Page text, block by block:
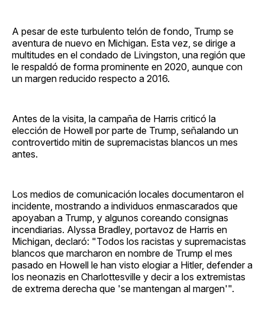
A pesar de este turbulento telón de fondo, Trump se
aventura de nuevo en Michigan. Esta vez, se dirige a
multitudes en el condado de Livingston, una región que
le respaldó de forma prominente en 2020, aunque con
un margen reducido respecto a 2016.
Antes de la visita, la campaña de Harris criticó la
elección de Howell por parte de Trump, señalando un
controvertido mitin de supremacistas blancos un mes
antes.
Los medios de comunicación locales documentaron el
incidente, mostrando a individuos enmascarados que
apoyaban a Trump, y algunos coreando consignas
incendiarias. Alyssa Bradley, portavoz de Harris en
Michigan, declaró: "Todos los racistas y supremacistas
blancos que marcharon en nombre de Trump el mes
pasado en Howell le han visto elogiar a Hitler, defender a
los neonazis en Charlottesville y decir a los extremistas
de extrema derecha que 'se mantengan al margen'".